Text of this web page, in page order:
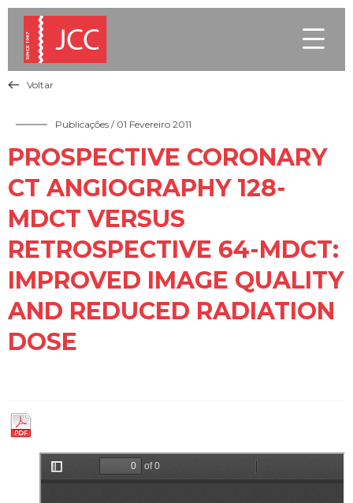

 Voltar
Publicações / 01 Fevereiro 2011
PROSPECTIVE CORONARY
CT ANGIOGRAPHY 128-
MDCT VERSUS
RETROSPECTIVE 64-MDCT:
IMPROVED IMAGE QUALITY
AND REDUCED RADIATION
DOSE